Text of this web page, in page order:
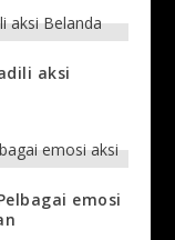
aksi
emosi